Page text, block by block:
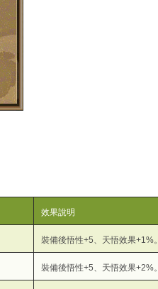
效果說明
裝備後悟性+5、天悟效果+1%。
裝備後悟性+5、天悟效果+2%。